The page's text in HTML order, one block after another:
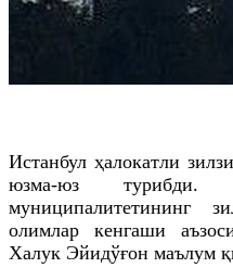
Истанбул ҳалокатли
юзма-юз
муниципалитетининг
олимлар кенгаши
Халук Эйидўғон маълум